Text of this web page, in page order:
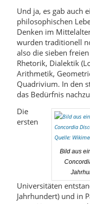
Und ja, es gab auch
philosophischen
Denken im
wurden traditionell
also die sieben
Rhetorik, Dialektik
Arithmetik,
Quadrivium. In den
das Bedürfnis
Bild aus
Die
ersten
Universitäten
Jahrhundert) und in